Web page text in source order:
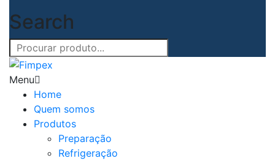
Search
Menu
Home
Quem somos
Produtos
Preparação
Refrigeração